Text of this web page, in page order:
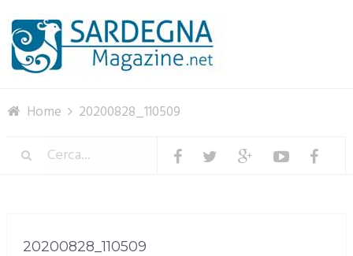
Home 20200828_110509
20200828_110509